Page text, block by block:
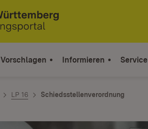
Vorschlagen Informieren Service
LP 16 Schiedsstellenverordnung